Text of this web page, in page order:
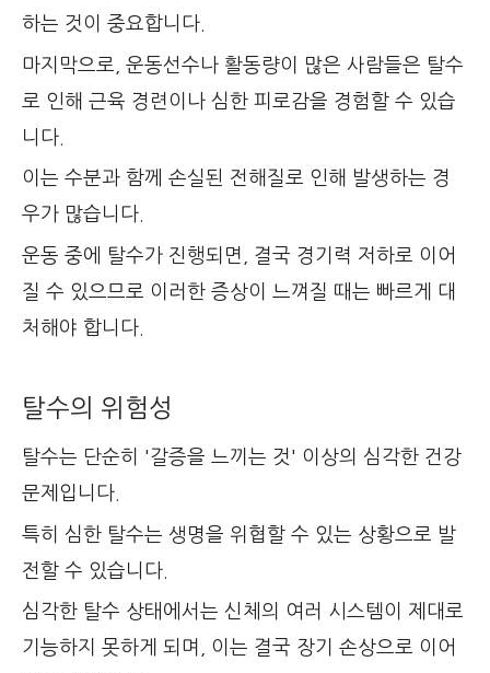
하는 것이 중요합니다.
마지막으로, 운동선수나 활동량이 많은 사람들은 탈수
로 인해 근육 경련이나 심한 피로감을 경험할 수 있습
니다.
이는 수분과 함께 손실된 전해질로 인해 발생하는 경
우가 많습니다.
운동 중에 탈수가 진행되면, 결국 경기력 저하로 이어
질 수 있으므로 이러한 증상이 느껴질 때는 빠르게 대
처해야 합니다.
탈수의 위험성
탈수는 단순히 '갈증을 느끼는 것' 이상의 심각한 건강
문제입니다.
특히 심한 탈수는 생명을 위협할 수 있는 상황으로 발
전할 수 있습니다.
심각한 탈수 상태에서는 신체의 여러 시스템이 제대로
기능하지 못하게 되며, 이는 결국 장기 손상으로 이어